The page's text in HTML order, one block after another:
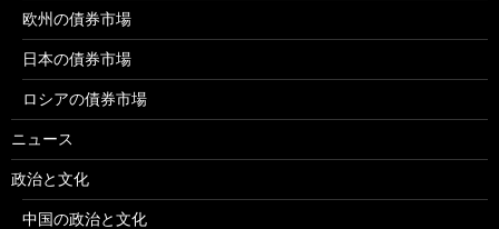
欧州の債券市場
日本の債券市場
ロシアの債券市場
ニュース
政治と文化
中国の政治と文化